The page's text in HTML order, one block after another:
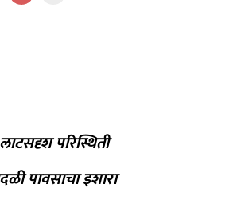
परिस्थिती
पावसाचा इशारा